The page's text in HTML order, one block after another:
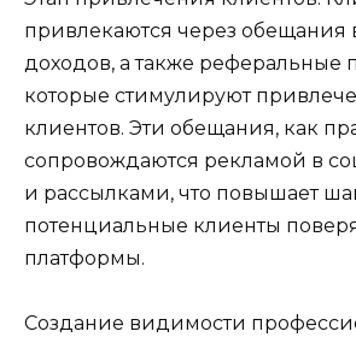
привлекаются через обещания
доходов, а также реферальные
которые стимулируют
клиентов. Эти обещания, как
сопровождаются рекламой в
и рассылками, что повышает
потенциальные клиенты
платформы.
Создание видимости